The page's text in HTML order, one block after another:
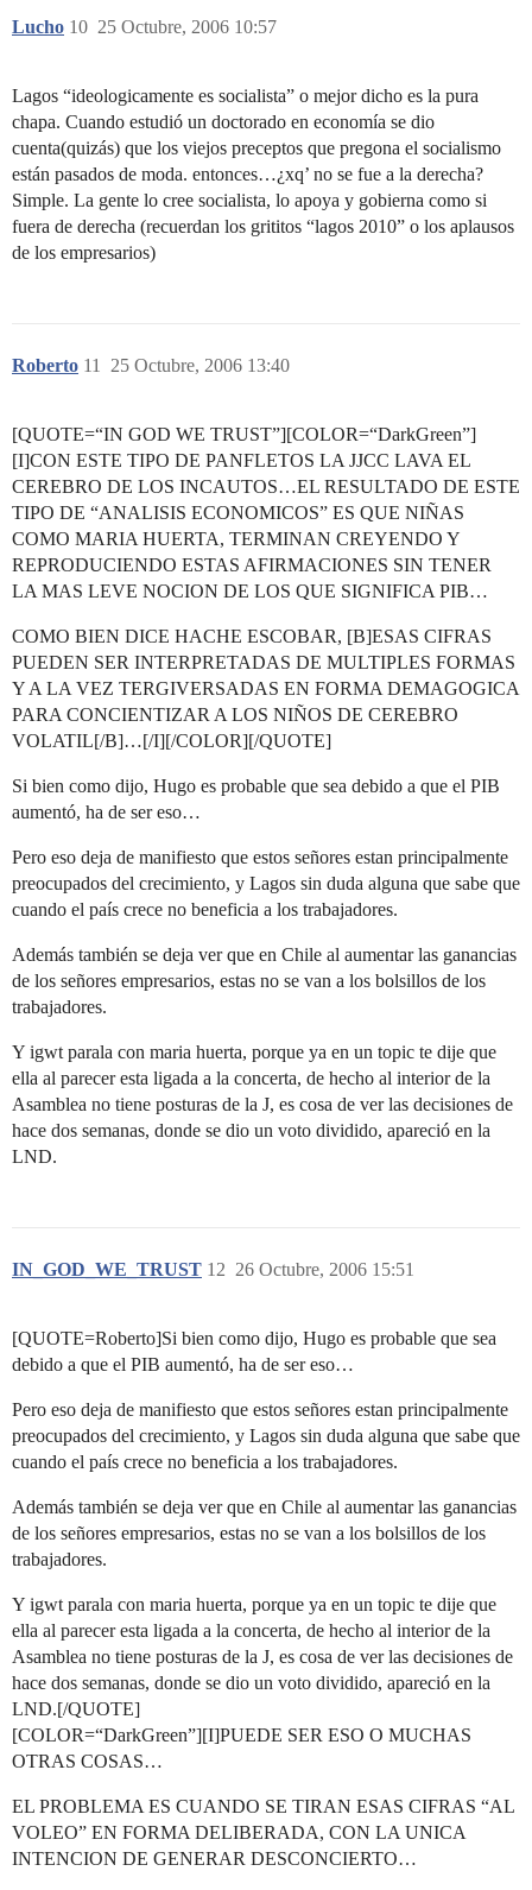
Lucho 25 Octubre, 2006 10:57
10
Lagos “ideologicamente es socialista” o mejor dicho es la pura
chapa. Cuando estudió un doctorado en economía se dio
cuenta(quizás) que los viejos preceptos que pregona el socialismo
están pasados de moda. entonces…¿xq’ no se fue a la derecha?
Simple. La gente lo cree socialista, lo apoya y gobierna como si
fuera de derecha (recuerdan los grititos “lagos 2010” o los aplausos
de los empresarios)
Roberto 25 Octubre, 2006 13:40
11
[QUOTE=“IN GOD WE TRUST”][COLOR=“DarkGreen”]
[I]CON ESTE TIPO DE PANFLETOS LA JJCC LAVA EL
CEREBRO DE LOS INCAUTOS…EL RESULTADO DE ESTE
TIPO DE “ANALISIS ECONOMICOS” ES QUE NIÑAS
COMO MARIA HUERTA, TERMINAN CREYENDO Y
REPRODUCIENDO ESTAS AFIRMACIONES SIN TENER
LA MAS LEVE NOCION DE LOS QUE SIGNIFICA PIB…
COMO BIEN DICE HACHE ESCOBAR, [B]ESAS CIFRAS
PUEDEN SER INTERPRETADAS DE MULTIPLES FORMAS
Y A LA VEZ TERGIVERSADAS EN FORMA DEMAGOGICA
PARA CONCIENTIZAR A LOS NIÑOS DE CEREBRO
VOLATIL[/B]…[/I][/COLOR][/QUOTE]
Si bien como dijo, Hugo es probable que sea debido a que el PIB
aumentó, ha de ser eso…
Pero eso deja de manifiesto que estos señores estan principalmente
preocupados del crecimiento, y Lagos sin duda alguna que sabe que
cuando el país crece no beneficia a los trabajadores.
Además también se deja ver que en Chile al aumentar las ganancias
de los señores empresarios, estas no se van a los bolsillos de los
trabajadores.
Y igwt parala con maria huerta, porque ya en un topic te dije que
ella al parecer esta ligada a la concerta, de hecho al interior de la
Asamblea no tiene posturas de la J, es cosa de ver las decisiones de
hace dos semanas, donde se dio un voto dividido, apareció en la
LND.
IN_GOD_WE_TRUST 26 Octubre, 2006 15:51
12
[QUOTE=Roberto]Si bien como dijo, Hugo es probable que sea
debido a que el PIB aumentó, ha de ser eso…
Pero eso deja de manifiesto que estos señores estan principalmente
preocupados del crecimiento, y Lagos sin duda alguna que sabe que
cuando el país crece no beneficia a los trabajadores.
Además también se deja ver que en Chile al aumentar las ganancias
de los señores empresarios, estas no se van a los bolsillos de los
trabajadores.
Y igwt parala con maria huerta, porque ya en un topic te dije que
ella al parecer esta ligada a la concerta, de hecho al interior de la
Asamblea no tiene posturas de la J, es cosa de ver las decisiones de
hace dos semanas, donde se dio un voto dividido, apareció en la
LND.[/QUOTE]
[COLOR=“DarkGreen”][I]PUEDE SER ESO O MUCHAS
OTRAS COSAS…
EL PROBLEMA ES CUANDO SE TIRAN ESAS CIFRAS “AL
VOLEO” EN FORMA DELIBERADA, CON LA UNICA
INTENCION DE GENERAR DESCONCIERTO…